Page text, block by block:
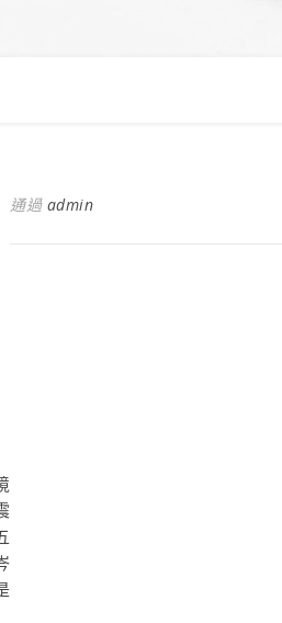
通過 admin